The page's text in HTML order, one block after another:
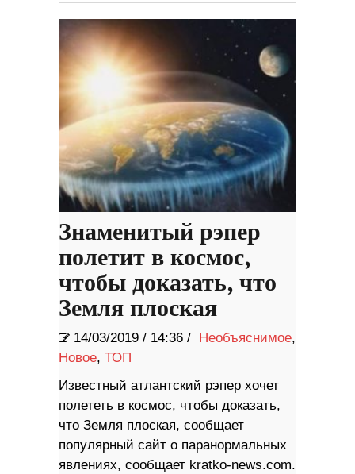
Знаменитый рэпер
полетит в космос,
чтобы доказать, что
Земля плоская
14/03/2019 / 14:36 / Необъяснимое,
Новое, ТОП
Известный атлантский рэпер хочет
полететь в космос, чтобы доказать,
что Земля плоская, сообщает
популярный сайт о паранормальных
явлениях, сообщает kratko-news.com.